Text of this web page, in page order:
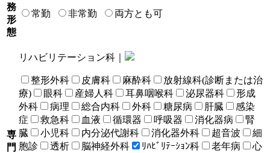
務
形
態
常勤 非常勤 両方とも可
専
門
リハビリテーション科｜
整形外科 皮膚科 麻酔科
放射線科(診断または治
療)
眼科 産婦人科 耳鼻咽喉科 泌尿器科
形成
外科
病理 総合内科 外科 糖尿病 肝臓
感染
症
救急科 血液 循環器 呼吸器 消化器病
腎
臓
小児科 内分泌代謝科 消化器外科 超音波
細
胞診
透析 脳神経外科 ﾘﾊﾋﾞﾘﾃｰｼｮﾝ科 老年病
心